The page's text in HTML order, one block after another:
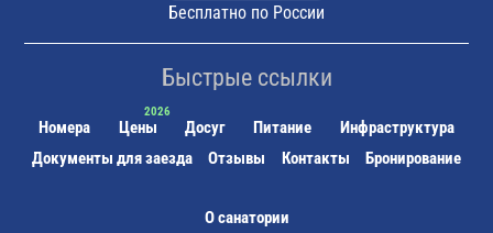
Бесплатно по России
Быстрые ссылки
Номера Цены Досуг Питание
Инфраструктура
Документы для заезда
Отзывы Контакты Бронирование
О санатории